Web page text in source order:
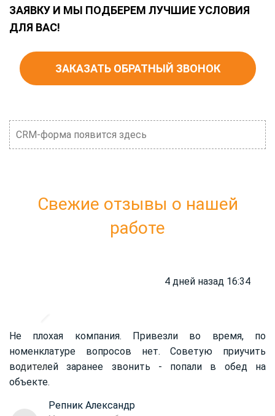
CRM-форма появится здесь
ЗАЯВКУ И МЫ ПОДБЕРЕМ ЛУЧШИЕ УСЛОВИЯ
ДЛЯ ВАС!
ЗАКАЗАТЬ ОБРАТНЫЙ ЗВОНОК
Свежие отзывы о нашей
работе
4 дней назад 16:34
Не плохая компания. Привезли во время, по
номенклатуре вопросов нет. Советую приучить
водителей заранее звонить - попали в обед на
объекте.
Репник Александр